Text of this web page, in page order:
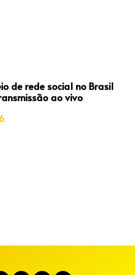
de rede social no Brasil
ao vivo